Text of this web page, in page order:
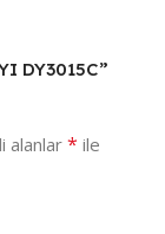
DY3015C”
alanlar * ile